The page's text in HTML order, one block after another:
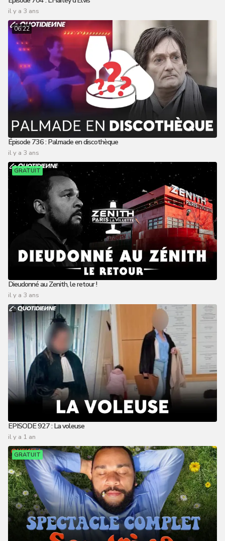
il y a 3 ans
06:22
Épisode 736 : Palmade en discothèque
il y a 3 ans
GRATUIT
Dieudonné au Zenith, le retour !
il y a 3 ans
EPISODE 927 : La voleuse
il y a 1 an
GRATUIT